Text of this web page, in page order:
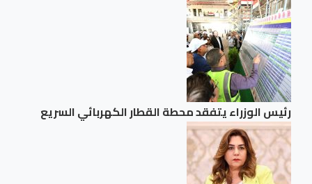
رئيس الوزراء يتفقد محطة القطار الكهربائي السريع